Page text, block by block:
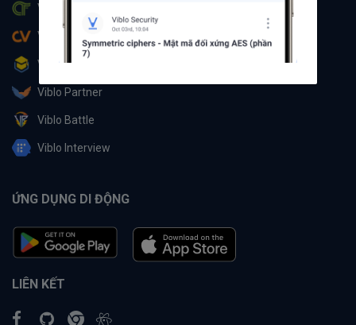
Viblo CTF
Viblo CV
Viblo Learning
Viblo Partner
Viblo Battle
Viblo Interview
ỨNG DỤNG DI ĐỘNG
LIÊN KẾT